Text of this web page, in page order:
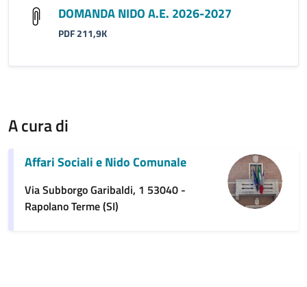
DOMANDA NIDO A.E. 2026-2027
PDF 211,9K
A cura di
Affari Sociali e Nido Comunale
Via Subborgo Garibaldi, 1 53040 -
Rapolano Terme (SI)